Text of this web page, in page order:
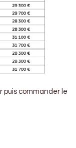
puis commander le